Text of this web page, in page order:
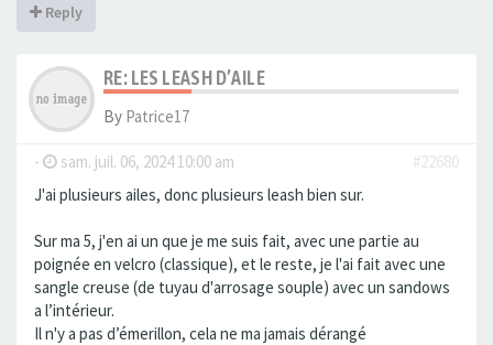
Reply
RE: LES LEASH D’AILE
By Patrice17
- sam. juil. 06, 2024 10:00 am
#22680
J'ai plusieurs ailes, donc plusieurs leash bien sur.
Sur ma 5, j'en ai un que je me suis fait, avec une partie au
poignée en velcro (classique), et le reste, je l'ai fait avec une
sangle creuse (de tuyau d'arrosage souple) avec un sandows
a l’intérieur.
Il n'y a pas d’émerillon, cela ne ma jamais dérangé